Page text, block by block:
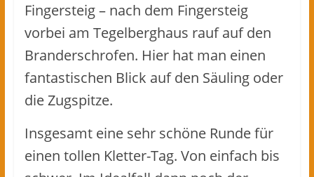
Fingersteig – nach dem Fingersteig
vorbei am Tegelberghaus rauf auf den
Branderschrofen. Hier hat man einen
fantastischen Blick auf den Säuling oder
die Zugspitze.
Insgesamt eine sehr schöne Runde für
einen tollen Kletter-Tag. Von einfach bis